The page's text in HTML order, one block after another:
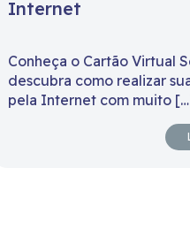
Internet
Conheça o Cartão Virtual
descubra como realizar
pela Internet com muito